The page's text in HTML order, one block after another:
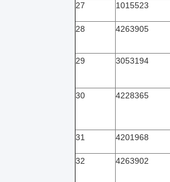
27 1015523
28 4263905
29 3053194
30 4228365
31 4201968
32 4263902